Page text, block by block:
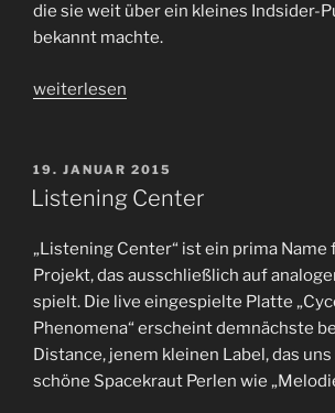
die sie weit über ein kleines Indsider-
bekannt machte.
„Marie
weiterlesen
VERÖFFENTLICHT
AM
19. JANUAR 2015
Listening Center
„Listening Center“ ist ein prima Name
Projekt, das ausschließlich auf
spielt. Die live eingespielte Platte
Phenomena“ erscheint demnächste
Distance, jenem kleinen Label, das
schöne Spacekraut Perlen wie